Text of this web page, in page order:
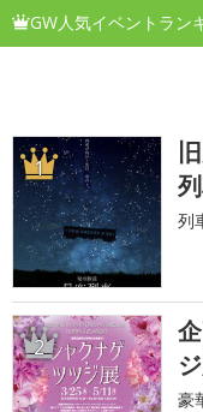
GW人気イベントラン
1
列
2
豪